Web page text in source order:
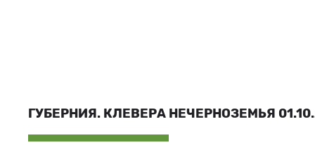
ГУБЕРНИЯ. КЛЕВЕРА НЕЧЕРНОЗЕМЬЯ